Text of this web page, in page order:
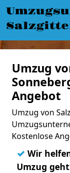
Umzug
Angebot
Umzug von
Kostenlose
✓ Wir
Umzug